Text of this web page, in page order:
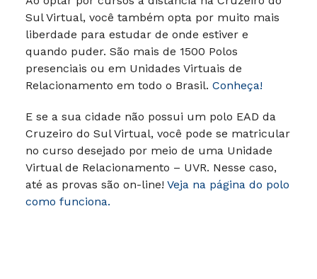
Sul Virtual, você também opta por muito mais
liberdade para estudar de onde estiver e
quando puder. São mais de 1500 Polos
presenciais ou em Unidades Virtuais de
Relacionamento em todo o Brasil. Conheça!
E se a sua cidade não possui um polo EAD da
Cruzeiro do Sul Virtual, você pode se matricular
no curso desejado por meio de uma Unidade
Virtual de Relacionamento – UVR. Nesse caso,
até as provas são on-line! Veja na página do polo
como funciona.